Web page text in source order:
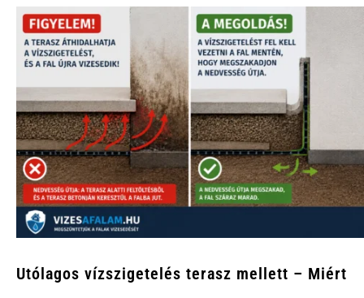
Utólagos vízszigetelés terasz mellett – Miért